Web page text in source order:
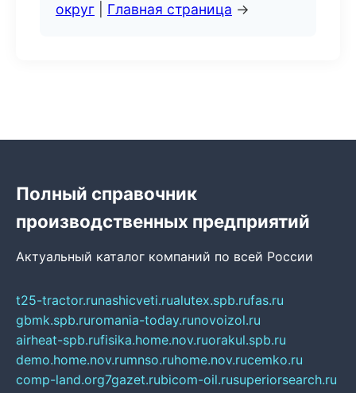
округ
Главная страница →
Полный справочник
производственных предприятий
Актуальный каталог компаний по всей России
t25-tractor.runashicveti.rualutex.spb.rufas.ru
gbmk.spb.ruromania-today.runovoizol.ru
airheat-spb.rufisika.home.nov.ruorakul.spb.ru
demo.home.nov.rumnso.ruhome.nov.rucemko.ru
comp-land.org7gazet.rubicom-oil.rusuperiorsearch.ru